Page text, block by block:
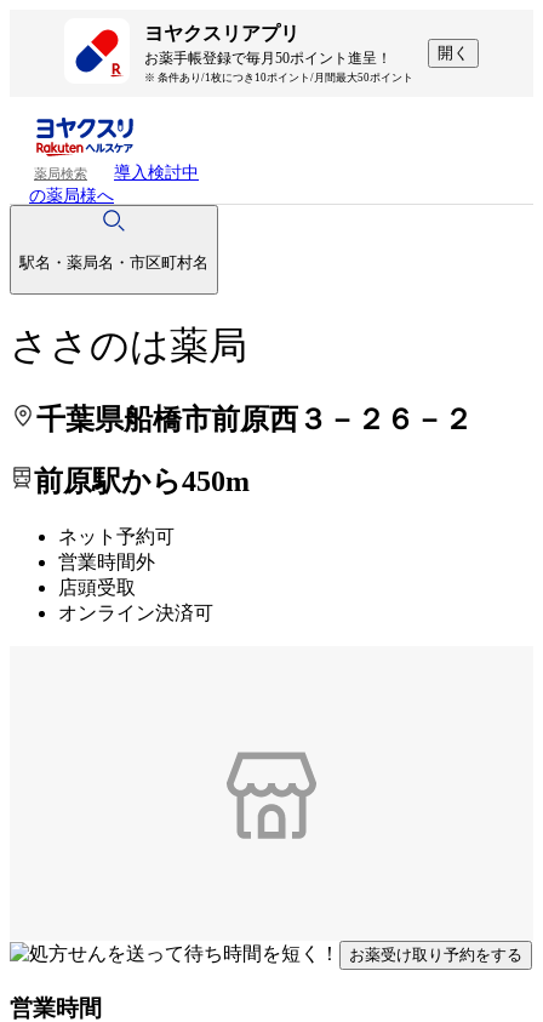
ヨヤクスリアプリ
お薬手帳登録で毎月50ポイント進呈！
※ 条件あり/1枚につき10ポイント/月間最大50ポイント
開く
薬局検索
導入検討中
の薬局様へ
駅名・薬局名・市区町村名
ささのは薬局
千葉県船橋市前原西３－２６－２
前原駅から450m
ネット予約可
営業時間外
店頭受取
オンライン決済可
処方せんを送って待ち時間を短く！
お薬受け取り予約をする
営業時間
処方せんを送って待ち時間を短く！